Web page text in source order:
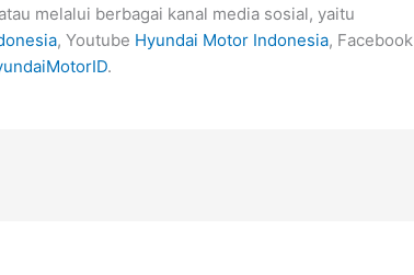
melalui berbagai kanal media sosial, yaitu
, Youtube Hyundai Motor Indonesia, Facebook
.